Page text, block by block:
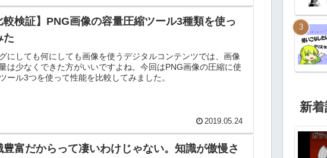
較検証】PNG画像の容量圧縮ツール3種類を使っ
た
にしても何にしても画像を使うデジタルコンテンツでは、画像
は少なくできた方がいいですよね。今回はPNG画像の圧縮に使
ール3つを使って性能を比較してみました。
2019.05.24
豊富だからって凄いわけじゃない。知識が傲慢さ
新